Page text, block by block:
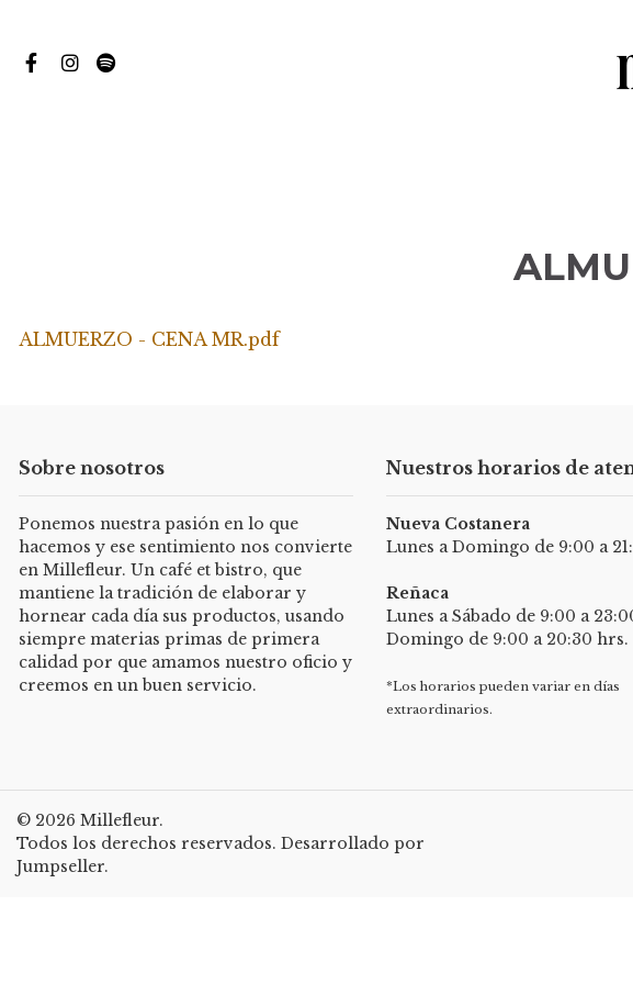
ALMUERZO - CENA MR.pdf
Sobre nosotros
Ponemos nuestra pasión en lo que
hacemos y ese sentimiento nos convierte
en Millefleur. Un café et bistro, que
mantiene la tradición de elaborar y
hornear cada día sus productos, usando
siempre materias primas de primera
calidad por que amamos nuestro oficio y
creemos en un buen servicio.
Nuestros horarios de
Nueva Costanera
Lunes a Domingo de 9:00 a
Reñaca
Lunes a Sábado de 9:00 a
Domingo de 9:00 a 20:30 hrs.
*Los horarios pueden variar en días
extraordinarios.
© 2026 Millefleur.
Todos los derechos reservados. Desarrollado por
Jumpseller.